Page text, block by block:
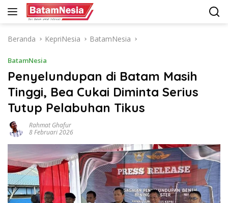
Langsung
Beranda
KepriNesia BatamNesia
BatamNesia
Penyelundupan di Batam Masih
Tinggi, Bea Cukai Diminta Serius
Tutup Pelabuhan Tikus
Rahmat Ghafur
8 Februari 2026